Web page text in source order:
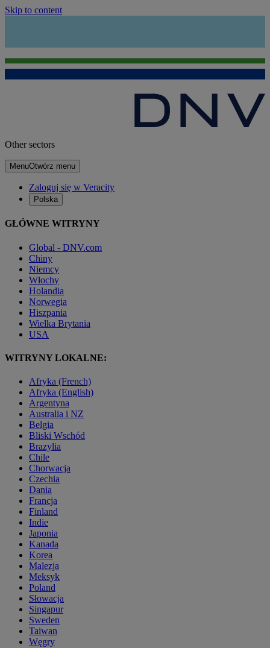
Skip to content
Other sectors
MenuOtwórz menu
Zaloguj się w Veracity
Polska
GŁÓWNE WITRYNY
Global - DNV.com
Chiny
Niemcy
Włochy
Holandia
Norwegia
Hiszpania
Wielka Brytania
USA
WITRYNY LOKALNE:
Afryka (French)
Afryka (English)
Argentyna
Australia i NZ
Belgia
Bliski Wschód
Brazylia
Chile
Chorwacja
Czechia
Dania
Francja
Finland
Indie
Japonia
Kanada
Korea
Malezja
Meksyk
Poland
Słowacja
Singapur
Sweden
Taiwan
Węgry